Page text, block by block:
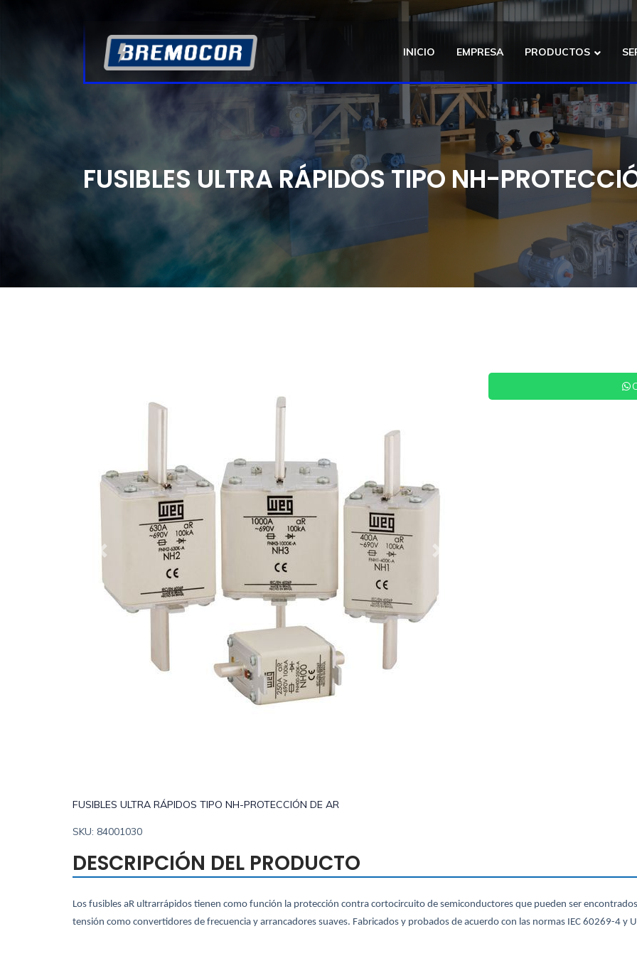
INICIO EMPRESA PRODUCTOS
FUSIBLES ULTRA RÁPIDOS TIPO NH-
Anterior Siguiente
FUSIBLES ULTRA RÁPIDOS TIPO NH-PROTECCIÓN DE AR
SKU: 84001030
DESCRIPCIÓN DEL PRODUCTO
Los fusibles aR ultrarrápidos tienen como función la protección contra cortocircuito de semiconductores que pueden ser
tensión como convertidores de frecuencia y arrancadores suaves. Fabricados y probados de acuerdo con las normas IEC 60269-4 y